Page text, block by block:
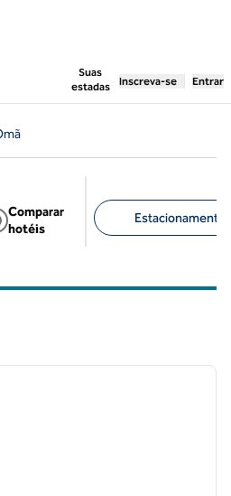
Suas
estadas
, abre uma nova
Inscreva-se Entrar
Comparar
hotéis
Estacionamento